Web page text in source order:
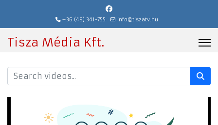
+36 (49) 341-755 info@tiszatv.hu
Tisza Média Kft.